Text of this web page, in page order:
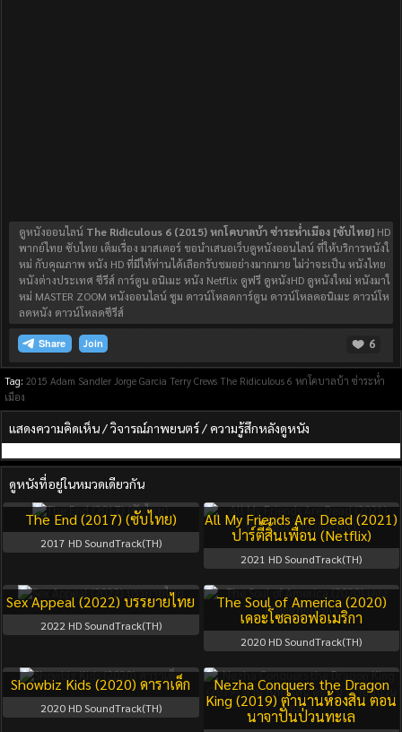
ดูหนังออนไลน์ The Ridiculous 6 (2015) หกโคบาลบ้า ซ่าระห่ำเมือง [ซับไทย] HD
พากย์ไทย ซับไทย เต็มเรื่อง มาสเตอร์ ขอนำเสนอเว็บดูหนังออนไลน์ ที่ให้บริการหนังใ
หม่ กับคุณภาพ หนัง HD ที่มีให้ท่านได้เลือกรับชมอย่างมากมาย ไม่ว่าจะเป็น หนังไทย
หนังต่างประเทศ ซีรีส์ การ์ตูน อนิเมะ หนัง Netflix ดูฟรี ดูหนังHD ดูหนังใหม่ หนังมาใ
หม่ MASTER ZOOM หนังออนไลน์ ซูม ดาวน์โหลดการ์ตูน ดาวน์โหลดอนิเมะ ดาวน์โห
ลดหนัง ดาวน์โหลดซีรีส์
Join 6
Tag: 2015 Adam Sandler Jorge Garcia Terry Crews The Ridiculous 6 หกโคบาลบ้า ซ่าระห่ำ
เมือง
แสดงความคิดเห็น / วิจารณ์ภาพยนตร์ / ความรู้สึกหลังดูหนัง
ดูหนังที่อยู่ในหมวดเดียวกัน
The End (2017) (ซับไทย)
2017 HD SoundTrack(TH)
All My Friends Are Dead (2021)
ปาร์ตี้สิ้นเพื่อน (Netflix)
2021 HD SoundTrack(TH)
Sex Appeal (2022) บรรยายไทย
2022 HD SoundTrack(TH)
The Soul of America (2020)
เดอะโซลออฟอเมริกา
2020 HD SoundTrack(TH)
Showbiz Kids (2020) ดาราเด็ก
2020HD SoundTrack(TH)
Nezha Conquers the Dragon
King (2019) ตำนานห้องสิน ตอน
นาจาปั่นป่วนทะเล